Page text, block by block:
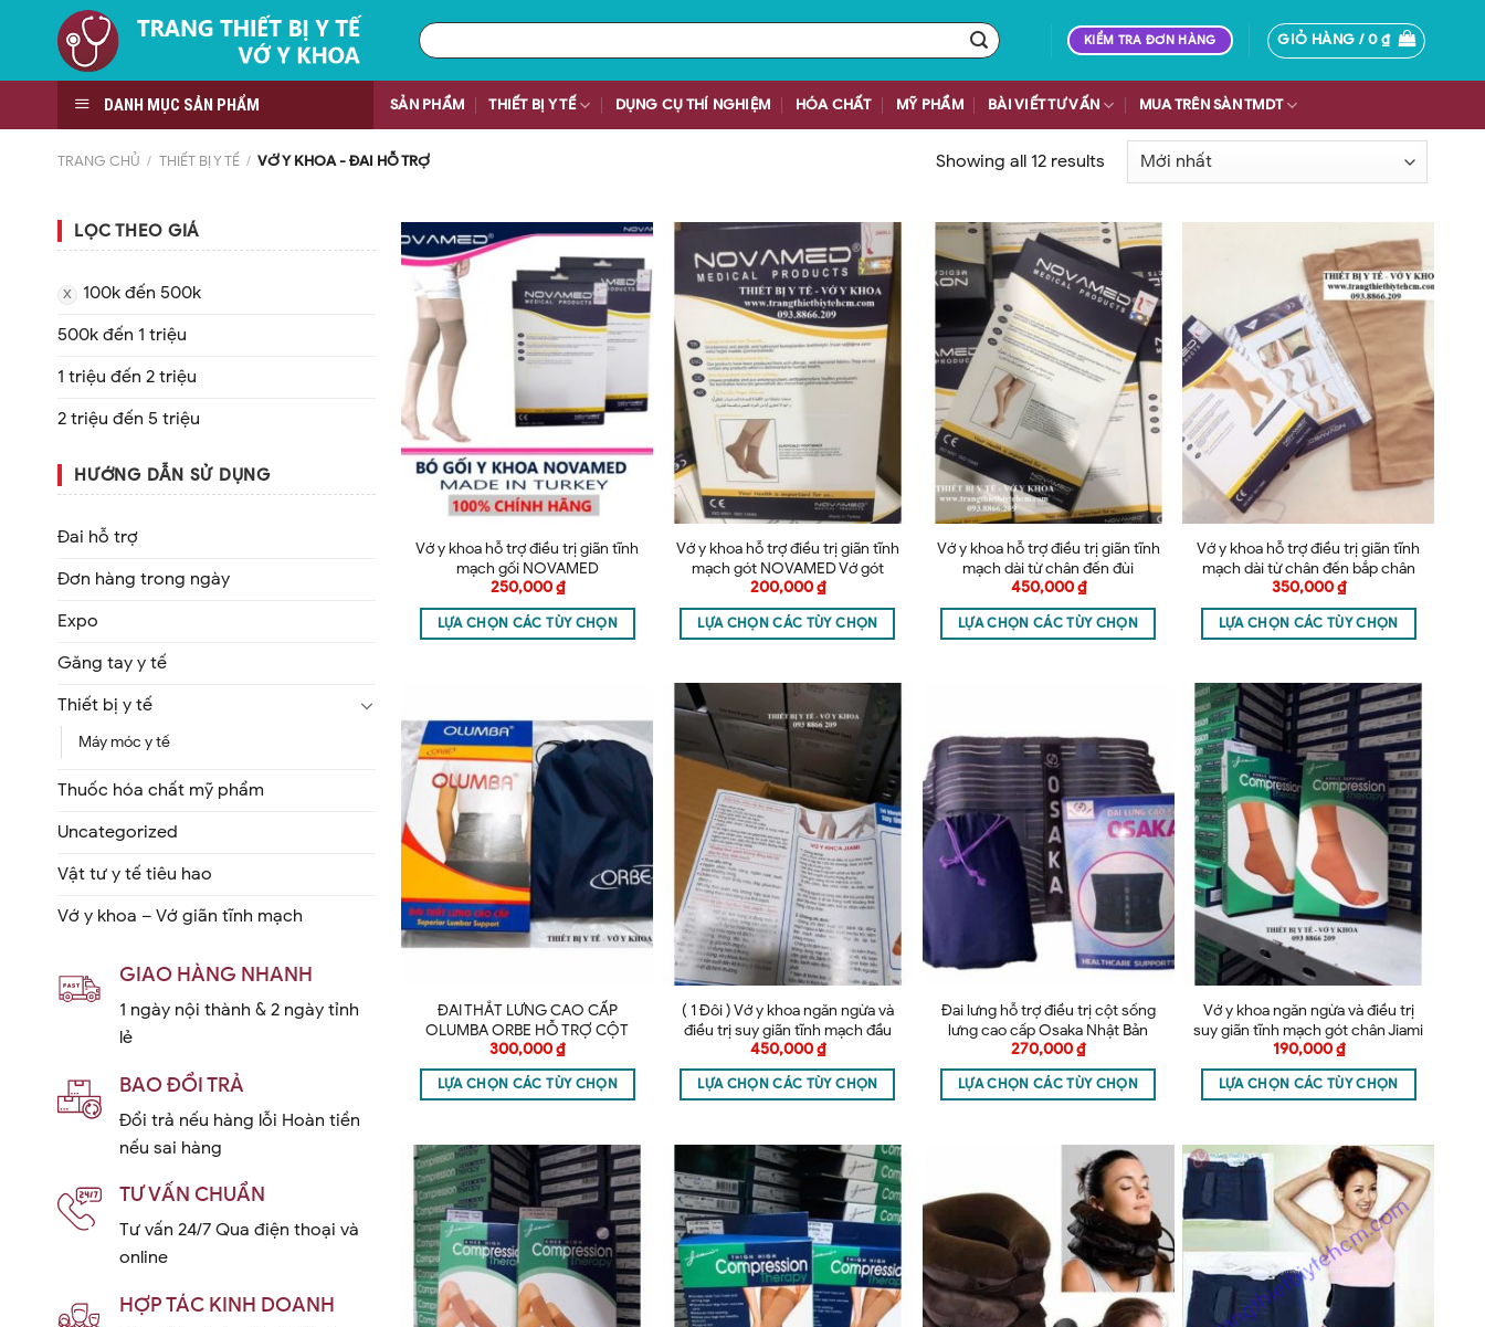
Tìm
kiếm:
KIỂM TRA ĐƠN HÀNG GIỎ HÀNG /0₫
DANH MỤC SẢN PHẨM SẢN PHẨM THIẾT BỊ Y TẾ DỤNG CỤ THÍ NGHIỆM HÓA CHẤT MỸ PHẨM BÀI VIẾT TƯ VẤN MUA TRÊN SÀN TMDT
TRANG CHỦ / THIẾT BỊ Y TẾ / VỚ Y KHOA - ĐAI HỖ TRỢ Showing all 12 results
LỌC THEO GIÁ
100k đến 500k
500k đến 1 triệu
1 triệu đến 2 triệu
2 triệu đến 5 triệu
HƯỚNG DẪN SỬ DỤNG
Đai hỗ trợ
Đơn hàng trong ngày
Expo
Găng tay y tế
Thiết bị y tế
Máy móc y tế
Thuốc hóa chất mỹ phẩm
Uncategorized
Vật tư y tế tiêu hao
Vớ y khoa – Vớ giãn tĩnh mạch
GIAO HÀNG NHANH
1 ngày nội thành & 2 ngày tỉnh
lẻ
BAO ĐỔI TRẢ
Đổi trả nếu hàng lỗi Hoàn tiền
nếu sai hàng
TƯ VẤN CHUẨN
Tư vấn 24/7 Qua điện thoại và
online
HỢP TÁC KINH DOANH
Vớ y khoa hỗ trợ điều trị giãn tĩnh
mạch gối NOVAMED
250,000₫
LỰA CHỌN CÁC TÙY CHỌN
Vớ y khoa hỗ trợ điều trị giãn tĩnh
mạch gót NOVAMED Vớ gót
200,000₫
LỰA CHỌN CÁC TÙY CHỌN
Vớ y khoa hỗ trợ điều trị giãn tĩnh
mạch dài từ chân đến đùi
NOVAMED – Thổ Nhĩ Kì
450,000₫
LỰA CHỌN CÁC TÙY CHỌN
Vớ y khoa hỗ trợ điều trị giãn tĩnh
mạch dài từ chân đến bắp chân
NOVAMED Thổ Nhĩ Kỳ
350,000₫
LỰA CHỌN CÁC TÙY CHỌN
ĐAI THẮT LƯNG CAO CẤP
OLUMBA ORBE HỖ TRỢ CỘT
SỐNG
300,000₫
LỰA CHỌN CÁC TÙY CHỌN
( 1 Đôi ) Vớ y khoa ngăn ngừa và
điều trị suy giãn tĩnh mạch đầu
gối Jiami – Vớ gối
450,000₫
LỰA CHỌN CÁC TÙY CHỌN
Đai lưng hỗ trợ điều trị cột sống
lưng cao cấp Osaka Nhật Bản
270,000₫
LỰA CHỌN CÁC TÙY CHỌN
Vớ y khoa ngăn ngừa và điều trị
suy giãn tĩnh mạch gót chân Jiami
Ý – Vớ gót
190,000₫
LỰA CHỌN CÁC TÙY CHỌN